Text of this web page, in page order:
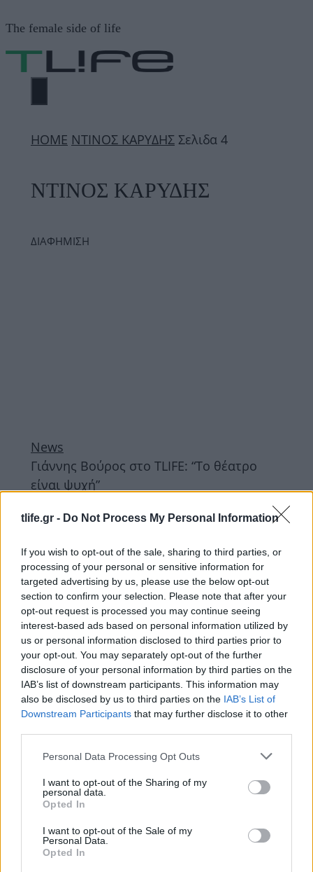
tlife.gr - Do Not Process My Personal Information
If you wish to opt-out of the sale, sharing to third parties, or
processing of your personal or sensitive information for
targeted advertising by us, please use the below opt-out
section to confirm your selection. Please note that after your
opt-out request is processed you may continue seeing
interest-based ads based on personal information utilized by
us or personal information disclosed to third parties prior to
your opt-out. You may separately opt-out of the further
disclosure of your personal information by third parties on the
IAB’s list of downstream participants. This information may
also be disclosed by us to third parties on the IAB’s List of
Downstream Participants that may further disclose it to other
Please note that this website/app uses one or more Google
not limited to your visit or usage behaviour. You may click to
grant or deny consent to Google and its third-party tags to
use your data for below specified purposes in below Google
consent section.
Personal Data Processing Opt Outs
I want to opt-out of the Sharing of my
personal data.
Opted In
I want to opt-out of the Sale of my
Personal Data.
Opted In
σε
περιεχόμενο
The female side of life
ΜΕΝΟΎ
ΗΟΜΕ ΝΤΙΝΟΣ ΚΑΡΥΔΗΣ Σελιδα 4
ΝΤΙΝΟΣ ΚΑΡΥΔΗΣ
ΔΙΑΦΗΜΙΣΗ
News
Γιάννης Βούρος στο TLIFE: “Το θέατρο
είναι ψυχή”
Σμαράγδα Καρύδη: Στο θέατρο για να
12.01.2016
News
Γιάννης Βούρος: Επίσημη πρεμιέρα με τη
σύζυγο και την κόρη του στο πλευρό του!
Φωτογραφίες
12.01.2016
News
Σμαράγδα Καρύδη: Δες την μωρό στην
αγκαλιά του Άγιου Βασίλη!
03.01.2016
News
τα αγαπημένα της πρόσωπα!
Φωτογραφίες
14.04.2015
News
Ντίνος Καρύδης: Η εξομολόγησή του για